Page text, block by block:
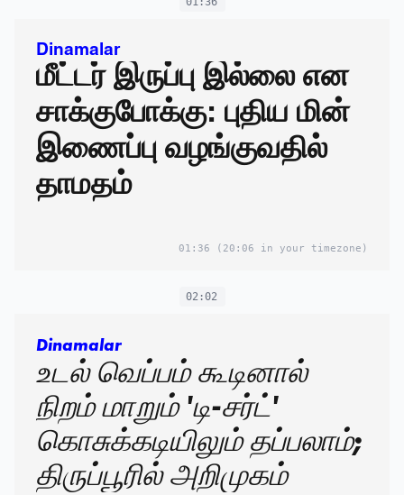
Dinamalar
மீட்டர் இருப்பு இல்லை என
சாக்குபோக்கு: புதிய மின்
இணைப்பு வழங்குவதில்
தாமதம்
01:36 (20:06 in your timezone)
02:02
Dinamalar
உடல் வெப்பம் கூடினால்
நிறம் மாறும் 'டி-சர்ட்'
கொசுக்கடியிலும் தப்பலாம்;
திருப்பூரில் அறிமுகம்